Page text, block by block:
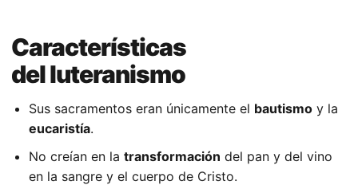
Características
del luteranismo
Sus sacramentos eran únicamente el bautismo y la
eucaristía.
No creían en la transformación del pan y del vino
en la sangre y el cuerpo de Cristo.